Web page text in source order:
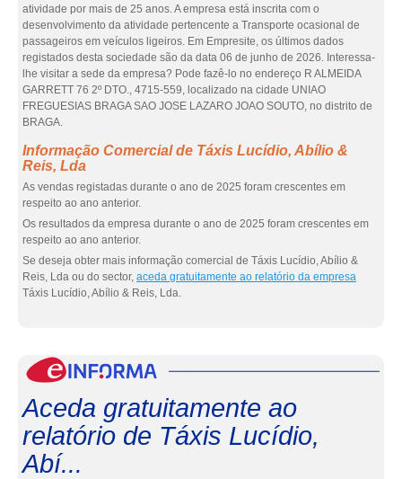
atividade por mais de 25 anos. A empresa está inscrita com o
desenvolvimento da atividade pertencente a Transporte ocasional de
passageiros em veículos ligeiros. Em Empresite, os últimos dados
registados desta sociedade são da data 06 de junho de 2026. Interessa-
lhe visitar a sede da empresa? Pode fazê-lo no endereço R ALMEIDA
GARRETT 76 2º DTO., 4715-559, localizado na cidade UNIAO
FREGUESIAS BRAGA SAO JOSE LAZARO JOAO SOUTO, no distrito de
BRAGA.
Informação Comercial de Táxis Lucídio, Abílio &
Reis, Lda
As vendas registadas durante o ano de 2025 foram crescentes em
respeito ao ano anterior.
Os resultados da empresa durante o ano de 2025 foram crescentes em
respeito ao ano anterior.
Se deseja obter mais informação comercial de Táxis Lucídio, Abílio &
Reis, Lda ou do sector, aceda gratuitamente ao relatório da empresa
Táxis Lucídio, Abílio & Reis, Lda.
Aceda gratuitamente ao
relatório de Táxis Lucídio,
Abí...